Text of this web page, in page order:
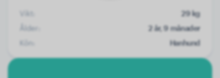
Vikt:
29 kg
Ålder:
2 år, 9 månader
Kön:
Hanhund